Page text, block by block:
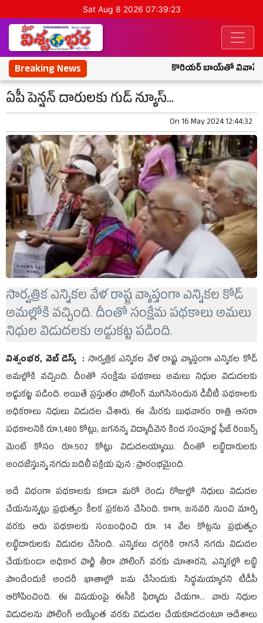
Sat Aug 8 2026 07:39:24
Breaking News కొరియర్ బాయ్‌తో వివాహేతర
ఏపీ పెన్షన్ దారులకు గుడ్ న్యూస్...
On16 May 2024 12:44:32
సార్వత్రిక ఎన్నికల వేళ రాష్ట్ర వ్యాప్తంగా ఎన్నికల కోడ్
అమల్లోకి వచ్చింది. దీంతో సంక్షేమ పథకాలు అమలు
నిధుల విడుదలకు అడ్డుకట్ట పడింది.
విశ్వంభర, వెబ్ డెస్క్ : సార్వత్రిక ఎన్నికల వేళ రాష్ట్ర వ్యాప్తంగా ఎన్నికల కోడ్
అమల్లోకి వచ్చింది. దీంతో సంక్షేమ పథకాలు అమలు నిధుల విడుదలకు
అడ్డుకట్ట పడింది. అయితే ప్రస్తుతం పోలింగ్ ముగిసినందున డీబీటీ పథకాలకు
అధికరాలు నిధులు విడుదల చేశారు. ఈ మేరకు బుధవారం రాత్రి ఆసరా
పథకాలనికి రూ.1,480 కోట్లు, జగనన్న విద్యాదీవెన కింద సంపూర్ణ ఫీజ్ రింబర్స్
మెంట్ కోసం రూ.502 కోట్లు విడుదలయ్యాయి. దీంతో లబ్ధిదారులకు
అందజేస్తున్న నగదు బదిలీ పక్రియ పున : ప్రారంభమైంది.
అదే విధంగా పథకాలకు కూడా మరో రెండు రోజుల్లో నిధులు విడుదల
చేయనున్నట్లు ప్రభుత్వం కీలక ప్రకటన చేసింది. కాగా, జనవరి నుంచి మార్చి
వరకు ఆరు పథకాలకు సంబంధించి రూ. 14 వేల కోట్లను ప్రభుత్వం
లబ్ధిదారులకు విడుదల చేసింది. ఎన్నికలు దగ్గరికి రాగనే నగదు విడుదల
చేయకుండా అధికార పార్టీ తీరా పోలింగ్ వరకు చూశారని, ఎన్నికల్లో లబ్ధి
పొందేందుకే అందరీ ఖాతాల్లో జమ చేసేందుకు సిద్ధమయ్యారని టీడీపీ
ఆరోపించింది. ఈ విషయంపై ఈసీకి ఫిర్యాదు చేయగా... వారు నిధుల
విడుదలను పోలింగ్ అయ్యేంత వరకు విడుదల చేయకూడదంటూ ఆదేశాలు